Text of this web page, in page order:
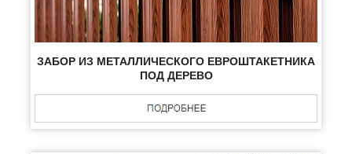
ЗАБОР ИЗ МЕТАЛЛИЧЕСКОГО ЕВРОШТАКЕТНИКА
ПОД ДЕРЕВО